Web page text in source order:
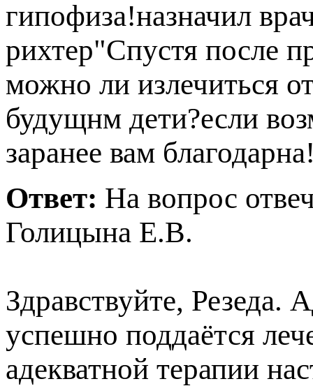
ипофиза!назначил
рихтер"Спустя после
можно ли излечиться
удущнм дети?если
заранее вам
Ответ: На вопрос
Голицына Е.В.
Здравствуйте, Резеда.
успешно поддаётся
адекватной терапии